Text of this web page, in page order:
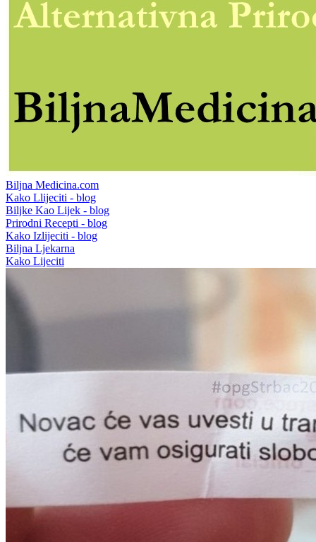
Biljna Medicina.com
Kako Llijeciti - blog
Biljke Kao Lijek - blog
Prirodni Recepti - blog
Kako Izlijeciti - blog
Biljna Ljekarna
Kako Lijeciti